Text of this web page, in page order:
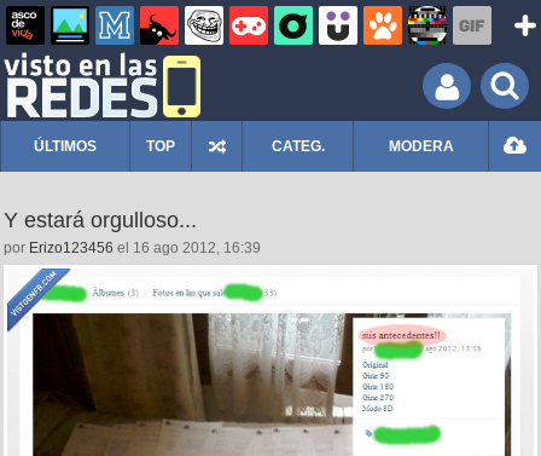
ÚLTIMOS TOP CATEG. MODERA
Y estará orgulloso...
por Erizo123456 el 16 ago 2012, 16:39